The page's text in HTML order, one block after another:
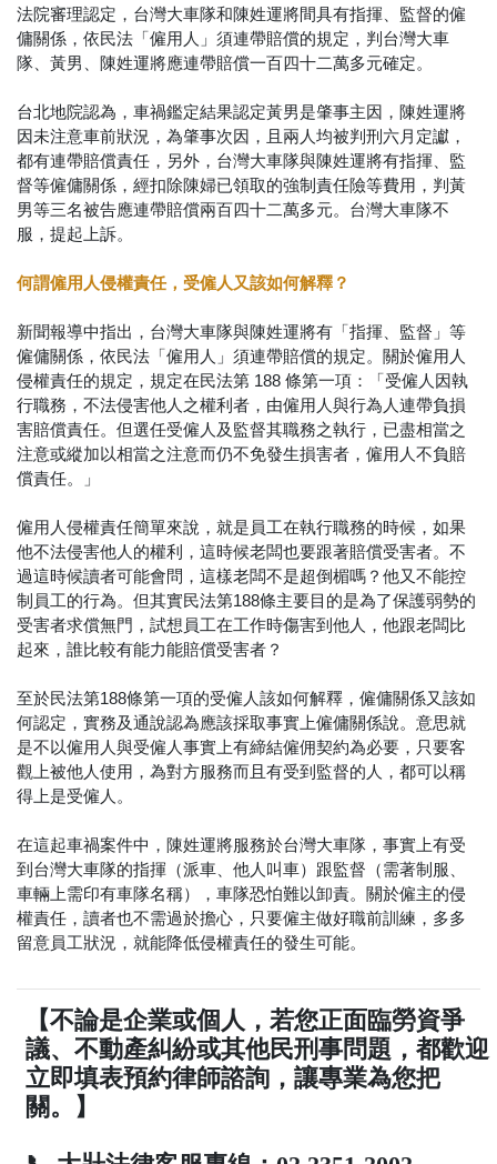
法院審理認定，台灣大車隊和陳姓運將間具有指揮、監督的僱
傭關係，依民法「僱用人」須連帶賠償的規定，判台灣大車
隊、黃男、陳姓運將應連帶賠償一百四十二萬多元確定。
台北地院認為，車禍鑑定結果認定黃男是肇事主因，陳姓運將
因未注意車前狀況，為肇事次因，且兩人均被判刑六月定讞，
都有連帶賠償責任，另外，台灣大車隊與陳姓運將有指揮、監
督等僱傭關係，經扣除陳婦已領取的強制責任險等費用，判黃
男等三名被告應連帶賠償兩百四十二萬多元。台灣大車隊不
服，提起上訴。
何謂僱用人侵權責任，受僱人又該如何解釋？
新聞報導中指出，台灣大車隊與陳姓運將有「指揮、監督」等
僱傭關係，依民法「僱用人」須連帶賠償的規定。關於僱用人
侵權責任的規定，規定在民法第 188 條第一項：「受僱人因執
行職務，不法侵害他人之權利者，由僱用人與行為人連帶負損
害賠償責任。但選任受僱人及監督其職務之執行，已盡相當之
注意或縱加以相當之注意而仍不免發生損害者，僱用人不負賠
償責任。」
僱用人侵權責任簡單來說，就是員工在執行職務的時候，如果
他不法侵害他人的權利，這時候老闆也要跟著賠償受害者。不
過這時候讀者可能會問，這樣老闆不是超倒楣嗎？他又不能控
制員工的行為。但其實民法第188條主要目的是為了保護弱勢的
受害者求償無門，試想員工在工作時傷害到他人，他跟老闆比
起來，誰比較有能力能賠償受害者？
至於民法第188條第一項的受僱人該如何解釋，僱傭關係又該如
何認定，實務及通說認為應該採取事實上僱傭關係說。意思就
是不以僱用人與受僱人事實上有締結僱佣契約為必要，只要客
觀上被他人使用，為對方服務而且有受到監督的人，都可以稱
得上是受僱人。
在這起車禍案件中，陳姓運將服務於台灣大車隊，事實上有受
到台灣大車隊的指揮（派車、他人叫車）跟監督（需著制服、
車輛上需印有車隊名稱），車隊恐怕難以卸責。關於僱主的侵
權責任，讀者也不需過於擔心，只要僱主做好職前訓練，多多
留意員工狀況，就能降低侵權責任的發生可能。
【不論是企業或個人，若您正面臨勞資爭
議、不動產糾紛或其他民刑事問題，都歡迎
立即填表預約律師諮詢，讓專業為您把
關。】